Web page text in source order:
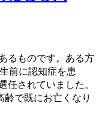
るものです。ある方
前に認知症を患
任されていました。
で既にお亡くなり